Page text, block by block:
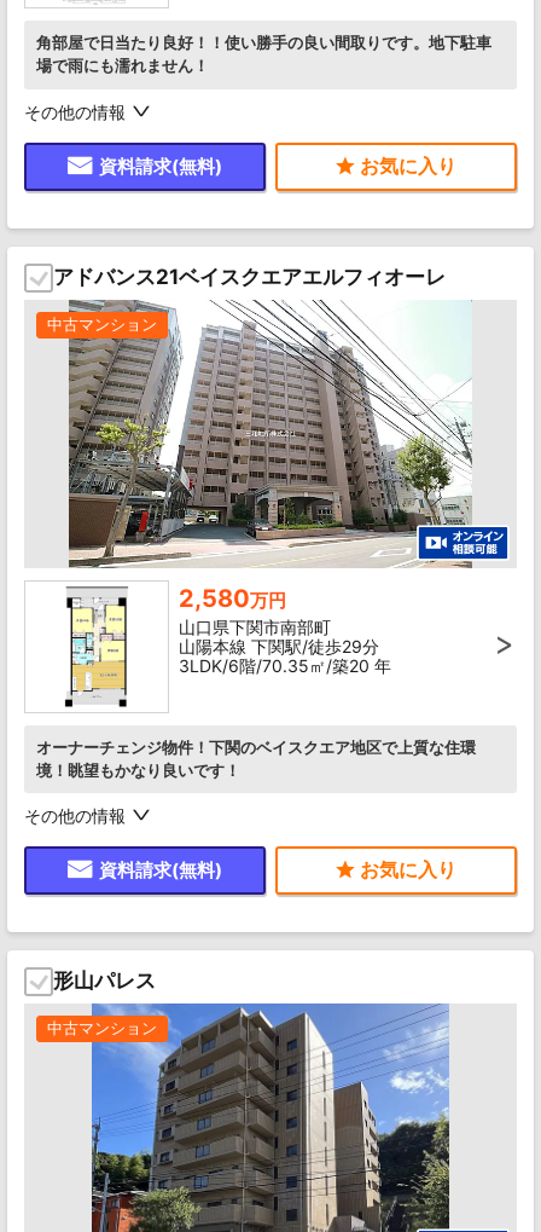
角部屋で日当たり良好！！使い勝手の良い間取りです。地下駐車
場で雨にも濡れません！
その他の情報
資料請求(無料)
アドバンス21ベイスクエアエルフィオーレ
中古マンション
2,580万円
山口県下関市南部町
山陽本線 下関駅/徒歩29分
3LDK/6階/70.35㎡/築20 年
オーナーチェンジ物件！下関のベイスクエア地区で上質な住環
境！眺望もかなり良いです！
その他の情報
資料請求(無料)
形山パレス
中古マンション